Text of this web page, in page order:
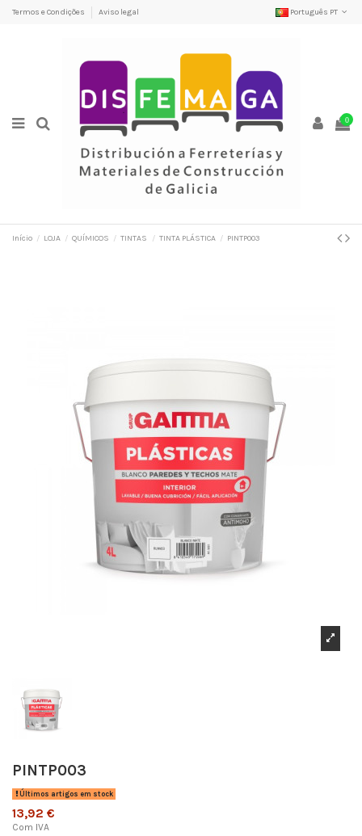
Termos e Condições Aviso legal Português PT
0
Início LOJA QUÍMICOS TINTAS TINTA PLÁSTICA PINTP003
PINTP003
Últimos artigos em stock
13,92 €
Com IVA